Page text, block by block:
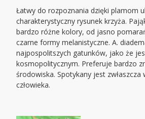
Łatwy do rozpoznania dzięki plamom
charakterystyczny rysunek krzyża.
bardzo różne kolory, od jasno
czarne formy melanistyczne. A.
najpospolitszych gatunków, jako że
kosmopolitycznym. Preferuje bardzo
środowiska. Spotykany jest zwłaszcza
człowieka.